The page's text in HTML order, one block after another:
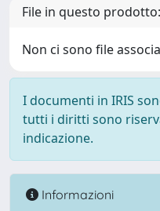
File in questo prodotto:
Non ci sono file
I documenti in IRIS
tutti i diritti sono
indicazione.
Informazioni